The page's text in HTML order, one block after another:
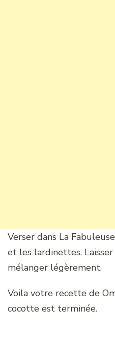
Verser dans La
et les lardinettes.
mélanger légèrement.
Voila votre recette de
cocotte est terminée.